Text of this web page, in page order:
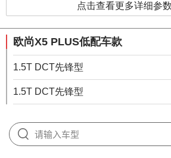
点击查看更多详细参
欧尚X5 PLUS低配车款
1.5T DCT先锋型
1.5T DCT先锋型